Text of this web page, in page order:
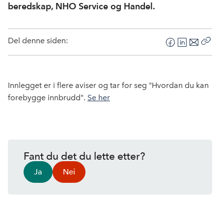
beredskap, NHO Service og Handel.
Del denne siden:
F
e
L
k
E
o
Innlegget er i flere aviser og tar for seg "Hvordan du kan
forebygge innbrudd". Se her
Fant du det du lette etter?
Ja Nei